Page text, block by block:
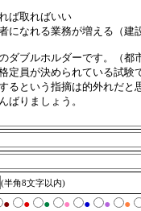
(半角8文字以内)
● ● ● ● ● ● ●